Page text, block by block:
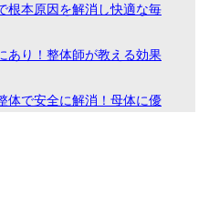
根本原因を解消し快適な毎
あり！整体師が教える効果
体で安全に解消！母体に優